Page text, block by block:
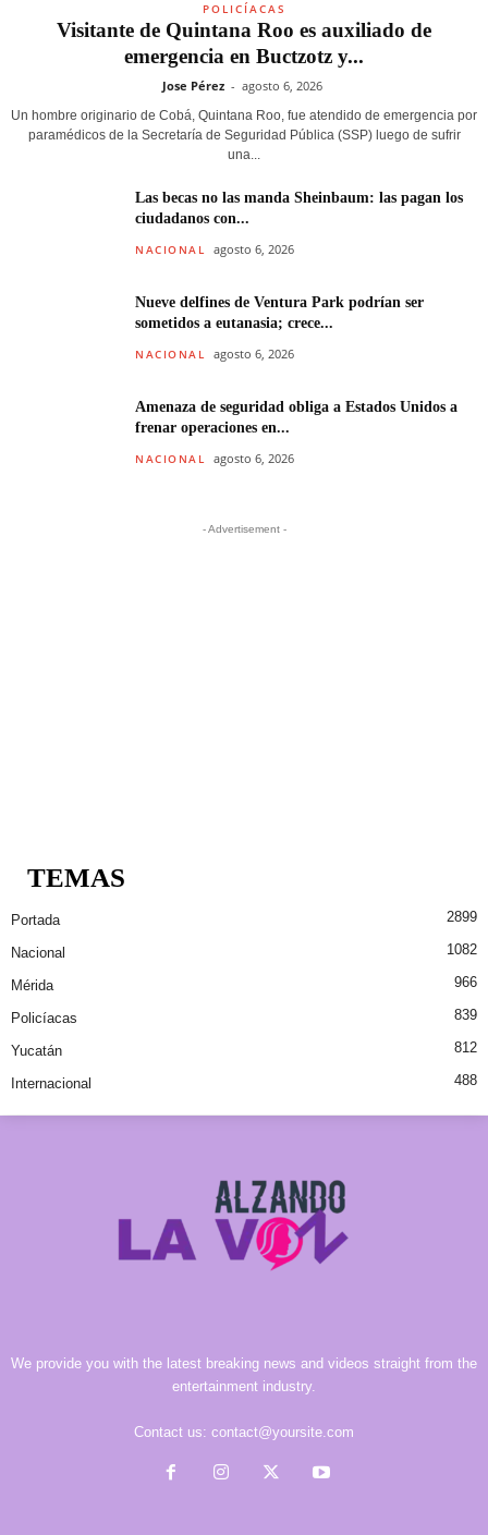
POLICÍACAS
Visitante de Quintana Roo es auxiliado de
emergencia en Buctzotz y...
Jose Pérez - agosto 6, 2026
Un hombre originario de Cobá, Quintana Roo, fue atendido de emergencia por
paramédicos de la Secretaría de Seguridad Pública (SSP) luego de sufrir
una...
Las becas no las manda Sheinbaum: las pagan los
ciudadanos con...
NACIONAL agosto 6, 2026
Nueve delfines de Ventura Park podrían ser
sometidos a eutanasia; crece...
NACIONAL agosto 6, 2026
Amenaza de seguridad obliga a Estados Unidos a
frenar operaciones en...
NACIONAL agosto 6, 2026
- Advertisement -
TEMAS
Portada 2899
Nacional 1082
Mérida 966
Policíacas 839
Yucatán 812
Internacional 488
We provide you with the latest breaking news and videos straight from the
entertainment industry.
Contact us: contact@yoursite.com